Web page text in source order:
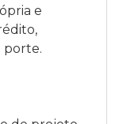
e
porte.